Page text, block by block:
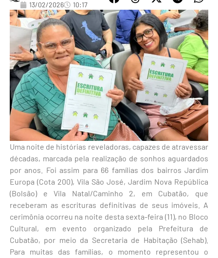
13/02/2026 10:17
Uma noite de histórias reveladoras, capazes de atravessar
décadas, marcada pela realização de sonhos aguardados
por anos. Foi assim para 66 famílias dos bairros Jardim
Europa (Cota 200), Vila São José, Jardim Nova República
(Bolsão) e Vila Natal/Caminho 2, em Cubatão, que
receberam as escrituras definitivas de seus imóveis. A
cerimônia ocorreu na noite desta sexta-feira (11), no Bloco
Cultural, em evento organizado pela Prefeitura de
Cubatão, por meio da Secretaria de Habitação (Sehab).
Para muitas das famílias, o momento representou o